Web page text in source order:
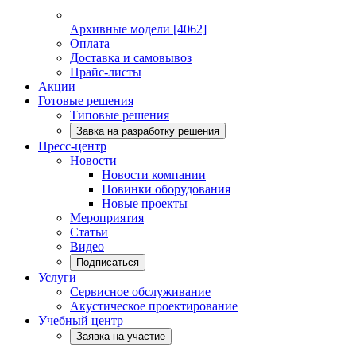
Архивные модели [4062]
Оплата
Доставка и самовывоз
Прайс-листы
Акции
Готовые решения
Типовые решения
Завка на разработку решения
Пресс-центр
Новости
Новости компании
Новинки оборудования
Новые проекты
Мероприятия
Статьи
Видео
Подписаться
Услуги
Сервисное обслуживание
Акустическое проектирование
Учебный центр
Заявка на участие